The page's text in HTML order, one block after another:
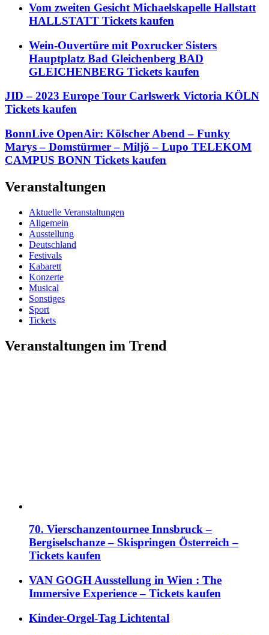
Vom zweiten Gesicht Michaelskapelle Hallstatt
HALLSTATT Tickets kaufen
Wein-Ouvertüre mit Poxrucker Sisters
Hauptplatz Bad Gleichenberg BAD
GLEICHENBERG Tickets kaufen
JID – 2023 Europe Tour Carlswerk Victoria KÖLN
Tickets kaufen
BonnLive OpenAir: Kölscher Abend – Funky
Marys – Domstürmer – Miljö – Lupo TELEKOM
CAMPUS BONN Tickets kaufen
Veranstaltungen
Aktuelle Veranstaltungen
Allgemein
Ausstellung
Deutschland
Festivals
Kabarett
Konzerte
Musical
Sonstiges
Sport
Tickets
Veranstaltungen im Trend
70. Vierschanzentournee Innsbruck –
Bergiselschanze – Skispringen Österreich –
Tickets kaufen
VAN GOGH Ausstellung in Wien : The
Immersive Experience – Tickets kaufen
Kinder-Orgel-Tag Lichtental